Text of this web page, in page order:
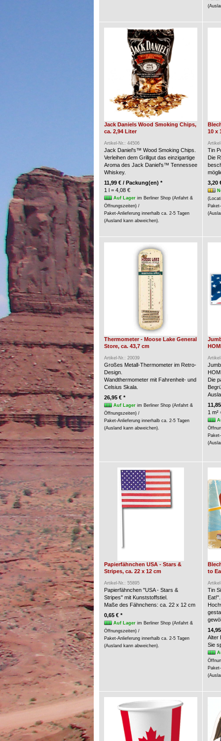
Jack Daniels Wood Smoking Chips,
ca. 2,94 Liter
Artikel-Nr.: 44506
Jack Daniel's™ Wood Smoking Chips.
Verleihen dem Grillgut das einzigartige
Aroma des Jack Daniel's™ Tennessee
Whiskey.
11,99 € / Packung(en) *
1 l = 4,08 €
Auf Lagerim Berliner Shop (Anfahrt &
Öffnungszeiten) /
Paket-Anlieferung innerhalb ca. 2-5 Tagen
(Ausland kann abweichen).
10 x
Tin
Die
3,20
Thermometer - Moose Lake General
Store, ca. 43,7 cm
Artikel-Nr.: 20039
Großes Metall-Thermometer im Retro-
Design.
Wandthermometer mit Fahrenheit- und
Celsius Skala.
26,95 € *
Auf Lagerim Berliner Shop (Anfahrt &
Öffnungszeiten) /
Paket-Anlieferung innerhalb ca. 2-5 Tagen
(Ausland kann abweichen).
Die
1 m²
Papierfähnchen USA - Stars &
Stripes, ca. 22 x 12 cm
Artikel-Nr.: 55895
Papierfähnchen "USA - Stars &
Stripes" mit Kunststoffstiel.
Maße des Fähnchens: ca. 22 x 12 cm
0,65 € *
Auf Lagerim Berliner Shop (Anfahrt &
Öffnungszeiten) /
Paket-Anlieferung innerhalb ca. 2-5 Tagen
(Ausland kann abweichen).
to
Tin
Eat!".
Alter
Sie